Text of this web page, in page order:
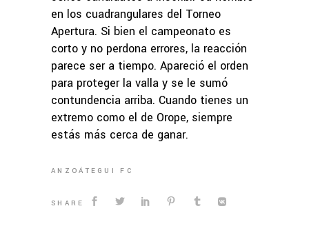
en los cuadrangulares del Torneo
Apertura. Si bien el campeonato es
corto y no perdona errores, la reacción
parece ser a tiempo. Apareció el orden
para proteger la valla y se le sumó
contundencia arriba. Cuando tienes un
extremo como el de Orope, siempre
estás más cerca de ganar.
ANZOÁTEGUI FC
SHARE